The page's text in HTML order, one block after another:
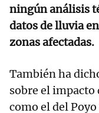
ningún análisis
datos de lluvia
zonas afectadas.
También ha
sobre el impacto
como el del